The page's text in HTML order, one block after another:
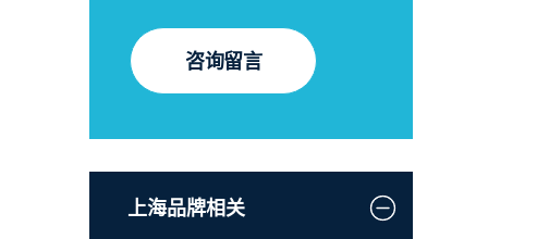
咨询留言
上海品牌相关